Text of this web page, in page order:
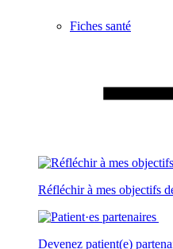
Fiches santé
Réfléchir à mes objectifs
Devenez patient(e)